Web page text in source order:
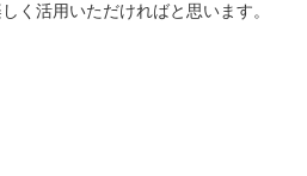
く活用いただければと思います。